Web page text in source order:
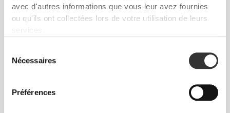
avec d'autres informations que vous leur avez fournies
ou qu'ils ont collectées lors de votre utilisation de leurs
Nécessaires
Préférences
Nos vêtements sont synonymes de confort. Nous